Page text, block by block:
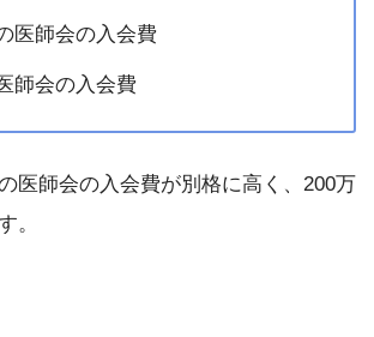
医師会の入会費
師会の入会費
医師会の入会費が別格に高く、200万
。